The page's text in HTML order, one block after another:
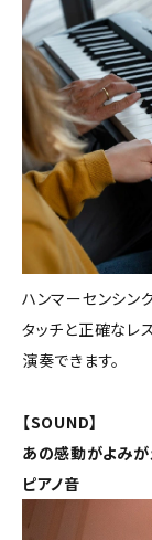
ハンマーセンシン
タッチと正確なレ
演奏できます。
【SOUND】
あの感動がよみが
ピアノ音